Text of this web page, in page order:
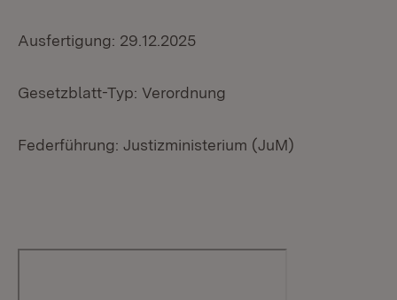
Ausfertigung: 29.12.2025
Gesetzblatt-Typ: Verordnung
Federführung: Justizministerium (JuM)